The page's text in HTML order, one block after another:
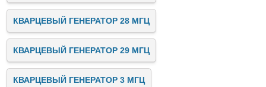
КВАРЦЕВЫЙ ГЕНЕРАТОР 28 МГЦ
КВАРЦЕВЫЙ ГЕНЕРАТОР 29 МГЦ
КВАРЦЕВЫЙ ГЕНЕРАТОР 3 МГЦ